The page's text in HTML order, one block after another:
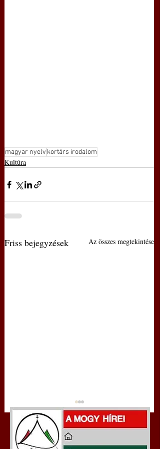
magyar nyelv kortárs irodalom
Kultúra
Friss bejegyzések Az összes megtekintése